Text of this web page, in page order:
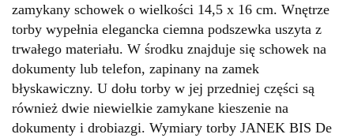
zamykany schowek o wielkości 14,5 x 16 cm. Wnętrze
torby wypełnia elegancka ciemna podszewka uszyta z
trwałego materiału. W środku znajduje się schowek na
dokumenty lub telefon, zapinany na zamek
błyskawiczny. U dołu torby w jej przedniej części są
również dwie niewielkie zamykane kieszenie na
dokumenty i drobiazgi. Wymiary torby JANEK BIS De